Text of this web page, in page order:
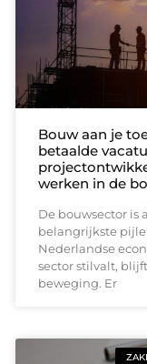
Bouw aan je
betaalde
werken in de
De bouwsector is
belangrijkste
Nederlandse
sector stilvalt,
beweging. Er